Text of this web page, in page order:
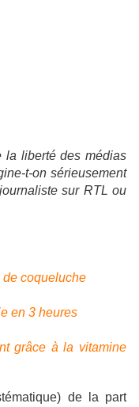
la liberté des médias
t-on sérieusement
sur RTL ou
de coqueluche
en 3 heures
grâce à la vitamine
de la part